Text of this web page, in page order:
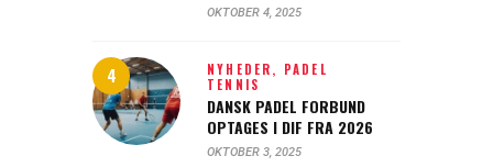
OKTOBER 4, 2025
NYHEDER, PADEL
TENNIS
DANSK PADEL FORBUND
OPTAGES I DIF FRA 2026
OKTOBER 3, 2025